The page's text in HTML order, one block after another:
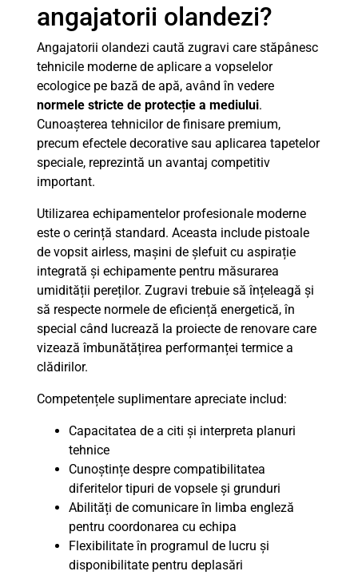
angajatorii olandezi?
Angajatorii olandezi caută zugravi care stăpânesc
tehnicile moderne de aplicare a vopselelor
ecologice pe bază de apă, având în vedere
normele stricte de protecție a mediului.
Cunoașterea tehnicilor de finisare premium,
precum efectele decorative sau aplicarea tapetelor
speciale, reprezintă un avantaj competitiv
important.
Utilizarea echipamentelor profesionale moderne
este o cerință standard. Aceasta include pistoale
de vopsit airless, mașini de șlefuit cu aspirație
integrată și echipamente pentru măsurarea
umidității pereților. Zugravi trebuie să înțeleagă și
să respecte normele de eficiență energetică, în
special când lucrează la proiecte de renovare care
vizează îmbunătățirea performanței termice a
clădirilor.
Competențele suplimentare apreciate includ:
Capacitatea de a citi și interpreta planuri
tehnice
Cunoștințe despre compatibilitatea
diferitelor tipuri de vopsele și grunduri
Abilități de comunicare în limba engleză
pentru coordonarea cu echipa
Flexibilitate în programul de lucru și
disponibilitate pentru deplasări